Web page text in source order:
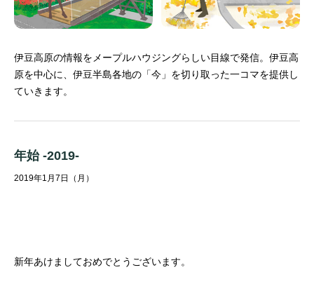
伊豆高原の情報をメープルハウジングらしい目線で発信。 伊豆高
原を中心に、伊豆半島各地の「今」を切り取った一コマを提供し
ていきます。
年始 -2019-
2019年1月7日（月）
新年あけましておめでとうございます。